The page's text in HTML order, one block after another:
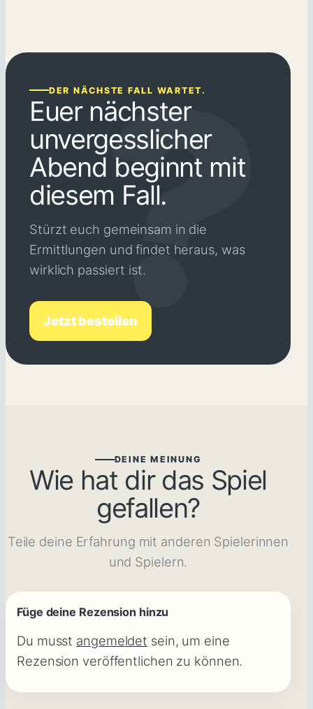
DER NÄCHSTE FALL WARTET.
Euer nächster
unvergesslicher
Abend beginnt mit
diesem Fall.
Stürzt euch gemeinsam in die
Ermittlungen und findet heraus, was
wirklich passiert ist.
Jetzt bestellen
DEINE MEINUNG
Wie hat dir das Spiel
gefallen?
Teile deine Erfahrung mit anderen Spielerinnen
und Spielern.
Füge deine Rezension hinzu
Du musst angemeldet sein, um eine
Rezension veröffentlichen zu können.